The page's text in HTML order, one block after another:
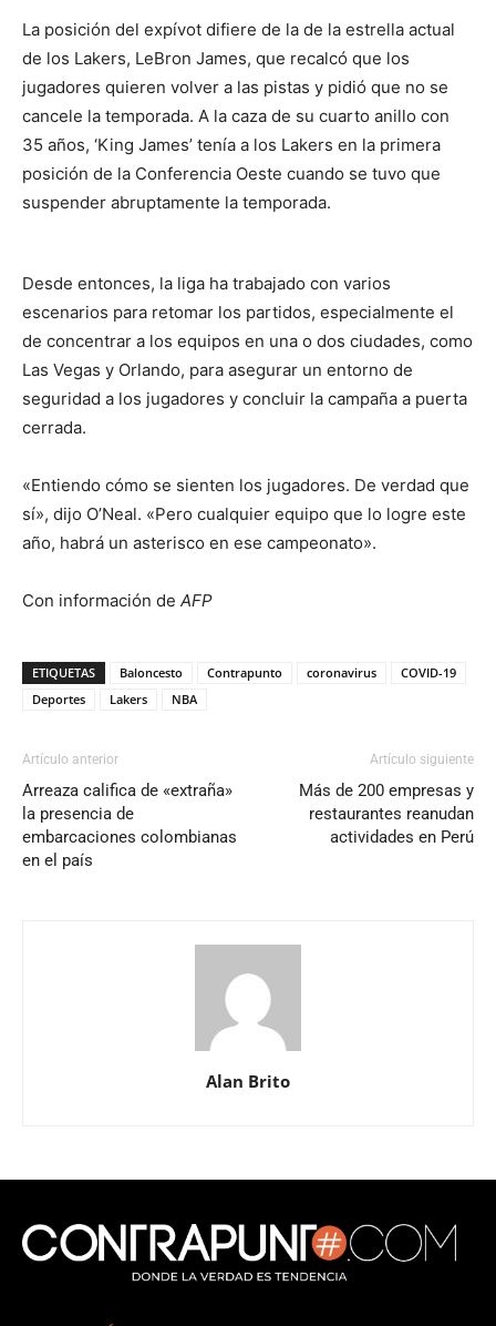
La posición del expívot difiere de la de la estrella actual
de los Lakers, LeBron James, que recalcó que los
jugadores quieren volver a las pistas y pidió que no se
cancele la temporada. A la caza de su cuarto anillo con
35 años, ‘King James’ tenía a los Lakers en la primera
posición de la Conferencia Oeste cuando se tuvo que
suspender abruptamente la temporada.
Desde entonces, la liga ha trabajado con varios
escenarios para retomar los partidos, especialmente el
de concentrar a los equipos en una o dos ciudades, como
Las Vegas y Orlando, para asegurar un entorno de
seguridad a los jugadores y concluir la campaña a puerta
cerrada.
«Entiendo cómo se sienten los jugadores. De verdad que
sí», dijo O’Neal. «Pero cualquier equipo que lo logre este
año, habrá un asterisco en ese campeonato».
Con información de AFP
ETIQUETAS Baloncesto Contrapunto coronavirus
COVID-19
Deportes
Lakers NBA
Artículo anterior
Arreaza califica de «extraña»
la presencia de
embarcaciones colombianas
en el país
Artículo siguiente
Más de 200 empresas y
restaurantes reanudan
actividades en Perú
Alan Brito